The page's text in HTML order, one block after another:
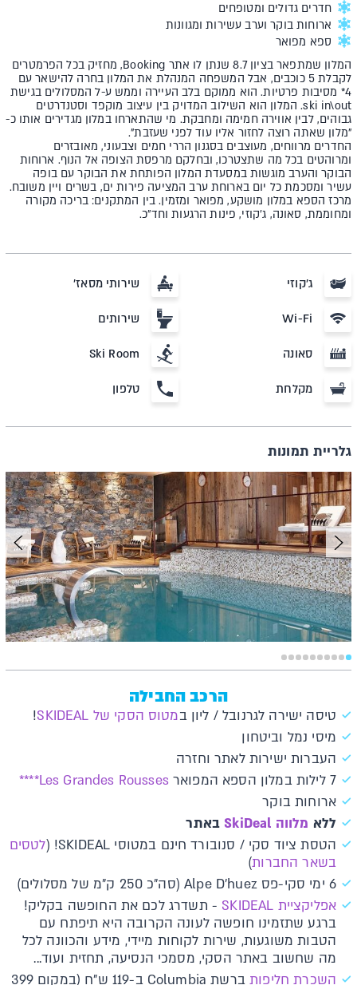
חדרים גדולים ומטופחים
ארוחות בוקר וערב עשירות ומגוונות
ספא מפואר
המלון שמתפאר בציון 8.7 שנתן לו אתר Booking, מחזיק בכל הפרמטרים
לקבלת 5 כוכבים, אבל המשפחה המנהלת את המלון בחרה להישאר עם
4* מסיבות פרטיות. הוא ממוקם בלב העיירה וממש ע-ל המסלולים בגישת
ski in\out. המלון הוא השילוב המדויק בין עיצוב מוקפד וסטנדרטים
גבוהים, לבין אווירה חמימה ומחבקת. מי שהתארחו במלון מגדירים אותו כ-
"מלון שאתה רוצה לחזור אליו עוד לפני שעזבת".
החדרים מרווחים, מעוצבים בסגנון הררי חמים וצבעוני, מאובזרים
ומרוהטים בכל מה שתצטרכו, ובחלקם מרפסת הצופה אל הנוף. ארוחות
הבוקר והערב מוגשות במסעדת המלון הפותחת את הבוקר עם בופה
עשיר ומסכמת כל יום בארוחת ערב המציעה פירות ים, בשרים ויין משובח.
מרכז הספא במלון מושקע, מפואר ומזמין. בין המתקנים: בריכה מקורה
ומחוממת, סאונה, ג'קוזי, פינות הרגעות וחד"כ.
ג'קוזי שירותי מסאז'
Wi-Fi שירותים
סאונה Ski Room
מקלחת טלפון
גלריית תמונות
הרכב החבילה
טיסה ישירה לגרנובל / ליון במטוס הסקי של SKIDEAL
!
מיסי נמל וביטחון
העברות ישירות לאתר וחזרה
7 לילות במלון הספא המפואר
Les Grandes Rousses****
ארוחות בוקר
ללא מלווה SkiDeal
באתר
הטסת ציוד סקי / סנובורד חינם במטוסי SKIDEAL! (
לטסים
בשאר החברות)
6 ימי סקי-פס Alpe D'huez (סה"כ 250 ק"מ של מסלולים)
א​פליקציית SKIDEAL​​
- תשדרג לכם את החופשה בקליק!
ברגע שתזמינו חופשה לעונה הקרובה היא תיפתח עם
הטבות משוגעות, שירות לקוחות מיידי, מידע והכוונה לכל
מה שחשוב באתר הסקי, מסמכי הנסיעה, תחזית ועוד...
השכרת חליפות
ברשת Columbia ב-119 ש"ח (במקום 399